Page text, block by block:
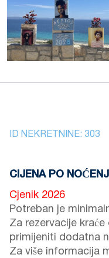
ID NEKRETNINE: 303
CIJENA PO
Cjenik 2026
Potreban je
Za rezervacije
primijeniti dodatna
Za više informacija